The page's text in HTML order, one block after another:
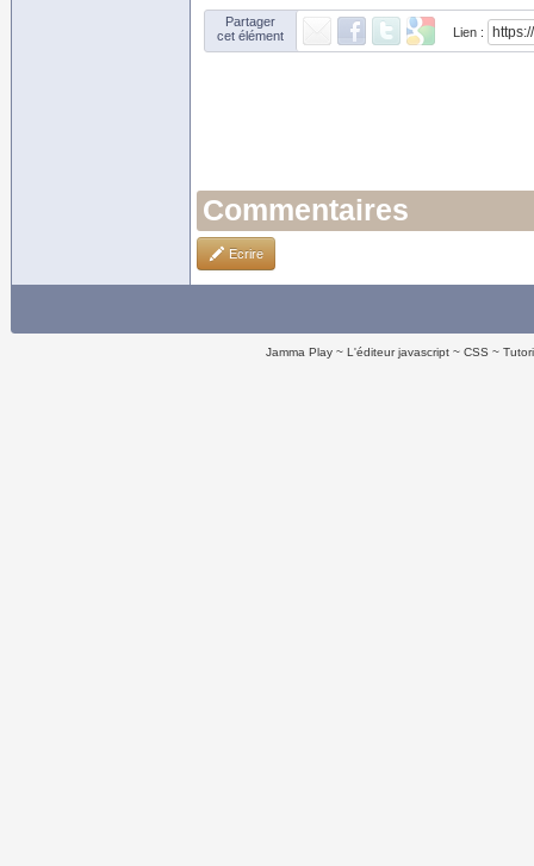
Partager
cet élément
Lien :
Commentaires
Ecrire
Jamma Play L'éditeur javascript CSS